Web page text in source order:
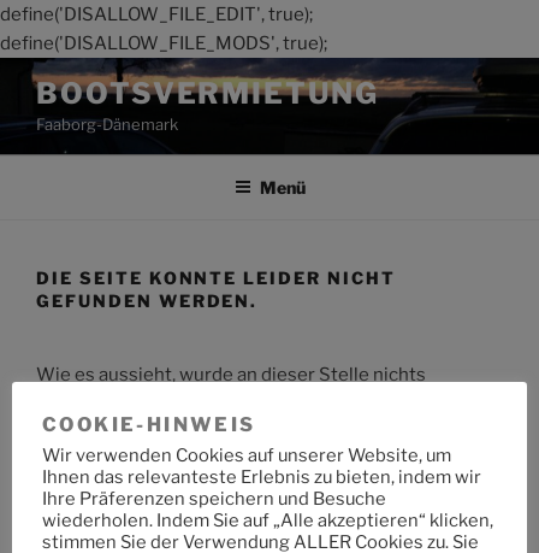
define('DISALLOW_FILE_EDIT', true);
define('DISALLOW_FILE_MODS', true);
Zum
Inhalt
springen
BOOTSVERMIETUNG
Faaborg-Dänemark
Menü
DIE SEITE KONNTE LEIDER NICHT
GEFUNDEN WERDEN.
Wie es aussieht, wurde an dieser Stelle nichts
Suche
nach:
COOKIE-HINWEIS
Wir verwenden Cookies auf unserer Website, um
Ihnen das relevanteste Erlebnis zu bieten, indem wir
Ihre Präferenzen speichern und Besuche
wiederholen. Indem Sie auf „Alle akzeptieren“ klicken,
stimmen Sie der Verwendung ALLER Cookies zu. Sie